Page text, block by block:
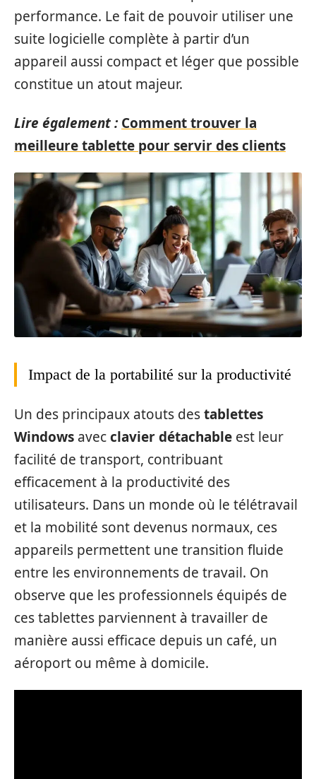
performance. Le fait de pouvoir utiliser une
suite logicielle complète à partir d’un
appareil aussi compact et léger que possible
constitue un atout majeur.
Lire également : Comment trouver la
meilleure tablette pour servir des clients
Impact de la portabilité sur la productivité
Un des principaux atouts destablettes
Windows avecclavier détachable est leur
facilité de transport, contribuant
efficacement à la productivité des
utilisateurs. Dans un monde où le télétravail
et la mobilité sont devenus normaux, ces
appareils permettent une transition fluide
entre les environnements de travail. On
observe que les professionnels équipés de
ces tablettes parviennent à travailler de
manière aussi efficace depuis un café, un
aéroport ou même à domicile.